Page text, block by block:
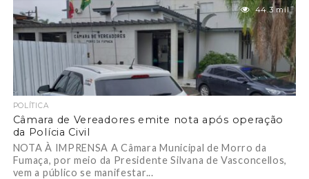
44.3 mil
POLÍTICA
Câmara de Vereadores emite nota após operação
da Polícia Civil
NOTA À IMPRENSA A Câmara Municipal de Morro da
Fumaça, por meio da Presidente Silvana de Vasconcellos,
vem a público se manifestar...